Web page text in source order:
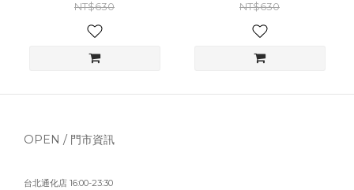
NT$630
NT$630
OPEN / 門市資訊
台北通化店 16:00-23:30